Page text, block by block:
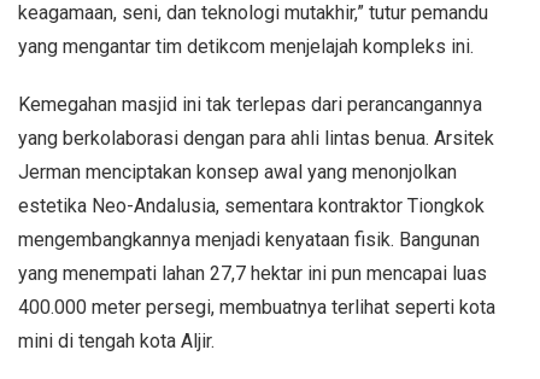
keagamaan, seni, dan teknologi mutakhir,” tutur pemandu
yang mengantar tim detikcom menjelajah kompleks ini.
Kemegahan masjid ini tak terlepas dari perancangannya
yang berkolaborasi dengan para ahli lintas benua. Arsitek
Jerman menciptakan konsep awal yang menonjolkan
estetika Neo-Andalusia, sementara kontraktor Tiongkok
mengembangkannya menjadi kenyataan fisik. Bangunan
yang menempati lahan 27,7 hektar ini pun mencapai luas
400.000 meter persegi, membuatnya terlihat seperti kota
mini di tengah kota Aljir.